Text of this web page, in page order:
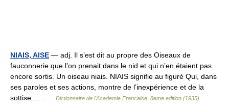
NIAIS, AISE — adj. Il s’est dit au propre des Oiseaux de
fauconnerie que l’on prenait dans le nid et qui n’en étaient pas
encore sortis. Un oiseau niais. NIAIS signifie au figuré Qui, dans
ses paroles et ses actions, montre de l’inexpérience et de la
sottise.… …
Dictionnaire de l'Academie Francaise, 8eme edition (1935)